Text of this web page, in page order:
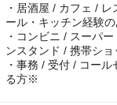
・居酒屋 / カフェ /
ール・キッチン経験
・コンビニ / スーパ
ンスタンド / 携帯シ
・事務 / 受付 / コー
る方※